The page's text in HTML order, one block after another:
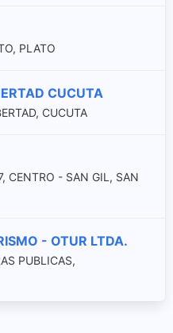
PLATO
CUCUTA
CUCUTA
CENTRO - SAN GIL, SAN
- OTUR LTDA.
PUBLICAS,